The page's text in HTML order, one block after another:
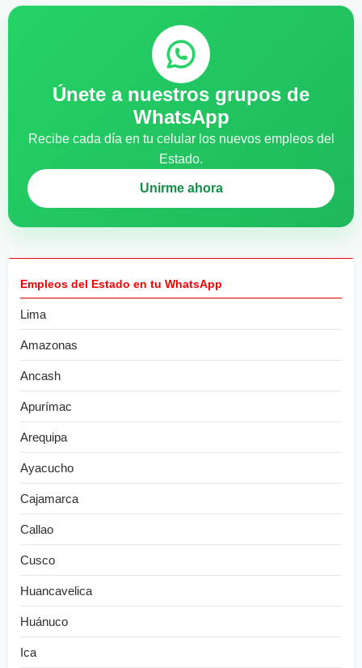
Únete a nuestros grupos de
WhatsApp
Recibe cada día en tu celular los nuevos empleos del
Estado.
Unirme ahora
Empleos del Estado en tu WhatsApp
Lima
Amazonas
Ancash
Apurímac
Arequipa
Ayacucho
Cajamarca
Callao
Cusco
Huancavelica
Huánuco
Ica